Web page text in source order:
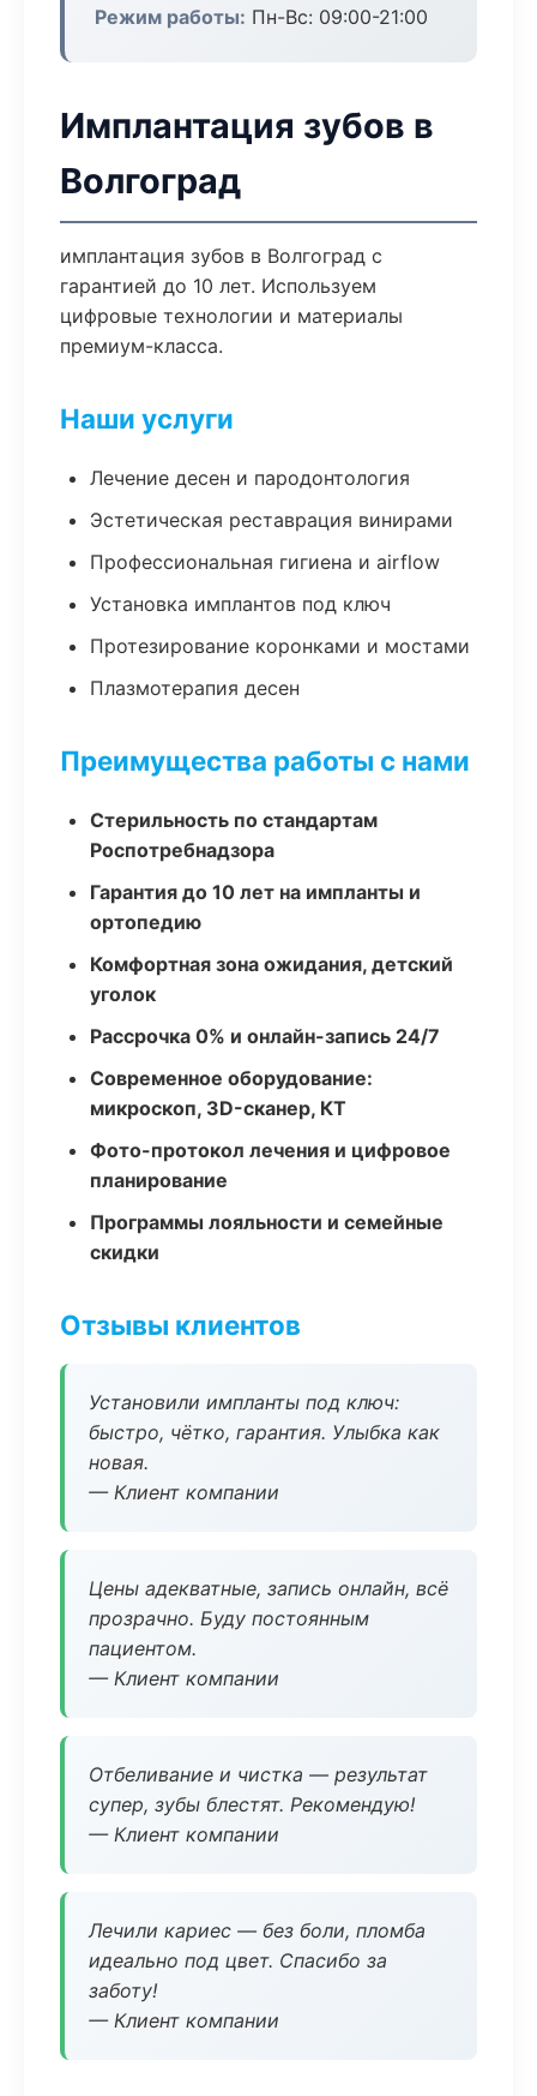
Режим работы: Пн-Вс: 09:00-21:00
Имплантация зубов в
Волгоград
имплантация зубов в Волгоград с
гарантией до 10 лет. Используем
цифровые технологии и материалы
премиум-класса.
Наши услуги
Лечение десен и пародонтология
Эстетическая реставрация винирами
Профессиональная гигиена и airflow
Установка имплантов под ключ
Протезирование коронками и мостами
Плазмотерапия десен
Преимущества работы с нами
Стерильность по стандартам
Роспотребнадзора
Гарантия до 10 лет на импланты и
ортопедию
Комфортная зона ожидания, детский
уголок
Рассрочка 0% и онлайн-запись 24/7
Современное оборудование:
микроскоп, 3D-сканер, КТ
Фото-протокол лечения и цифровое
планирование
Программы лояльности и семейные
скидки
Отзывы клиентов
Установили импланты под ключ:
быстро, чётко, гарантия. Улыбка как
новая.
— Клиент компании
Цены адекватные, запись онлайн, всё
прозрачно. Буду постоянным
пациентом.
— Клиент компании
Отбеливание и чистка — результат
супер, зубы блестят. Рекомендую!
— Клиент компании
Лечили кариес — без боли, пломба
идеально под цвет. Спасибо за
заботу!
— Клиент компании